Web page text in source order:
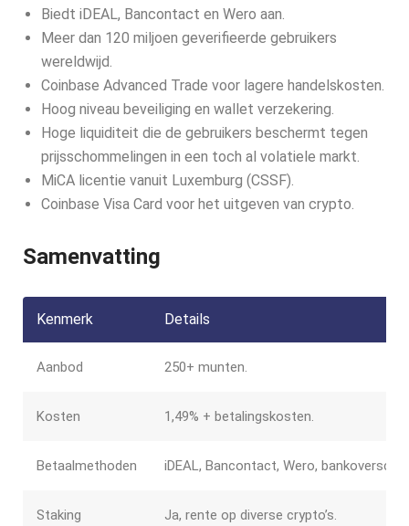
Biedt iDEAL, Bancontact en Wero aan.
Meer dan 120 miljoen geverifieerde gebruikers
wereldwijd.
Coinbase Advanced Trade voor lagere handelskosten.
Hoog niveau beveiliging en wallet verzekering.
Hoge liquiditeit die de gebruikers beschermt tegen
prijsschommelingen in een toch al volatiele markt.
MiCA licentie vanuit Luxemburg (CSSF).
Coinbase Visa Card voor het uitgeven van crypto.
Samenvatting
Kenmerk Details
Aanbod 250+ munten.
Kosten 1,49% + betalingskosten.
Betaalmethoden iDEAL, Bancontact, Wero,
Staking Ja, rente op diverse crypto’s.